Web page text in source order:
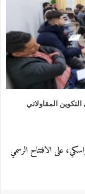
المقاولاتي
على الافتتاح الرسمي